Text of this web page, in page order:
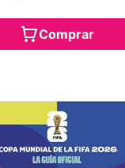
Comprar